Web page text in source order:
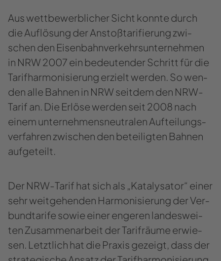
Aus wett­be­werb­li­cher Sicht konn­te durch
die Auf­lö­sung der An­stoß­ta­ri­fie­rung zwi­
schen den Ei­sen­bahn­ver­kehrs­un­ter­neh­men
in NRW 2007 ein be­deu­ten­der Schritt für die
Ta­rif­har­mo­ni­sie­rung er­zielt wer­den. So wen­
den alle Bah­nen in NRW seit­dem den NRW-​
Tarif an. Die Er­lö­se wer­den seit 2008 nach
einem un­ter­neh­mens­neu­tra­len Auf­tei­lungs­
ver­fah­ren zwi­schen den be­tei­lig­ten Bah­nen
auf­ge­teilt.
Der NRW-​Tarif hat sich als „Ka­ta­ly­sa­tor“ einer
sehr weit­ge­hen­den Har­mo­ni­sie­rung der Ver­
bund­ta­ri­fe sowie einer en­ge­ren lan­des­wei­
ten Zu­sam­men­ar­beit der Ta­rifräu­me er­wie­
sen. Letzt­lich hat die Pra­xis ge­zeigt, dass der